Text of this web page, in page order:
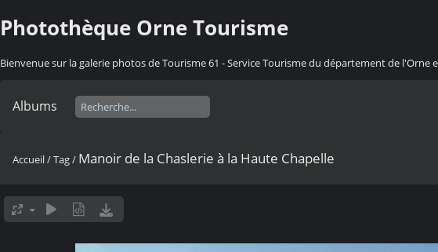
Photothèque Orne Tourisme
Bienvenue sur la galerie photos de Tourisme 61 - Service Tourisme du département de l'Orne
Albums
Accueil/Tag/ Manoir de la Chaslerie à la Haute Chapelle